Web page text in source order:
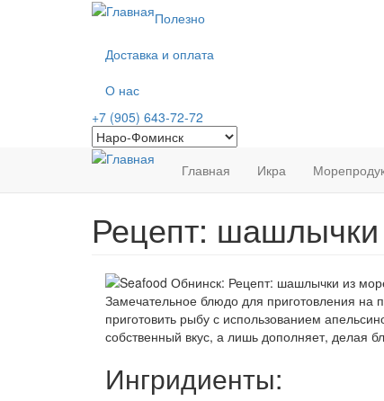
Полезно
Доставка и оплата
О нас
+7 (905) 643-72-72
Главная Икра
Рецепт: шашлычки
Замечательное блюдо для приготовления
приготовить рыбу с использованием
собственный вкус, а лишь дополняет, делая
Ингридиенты: